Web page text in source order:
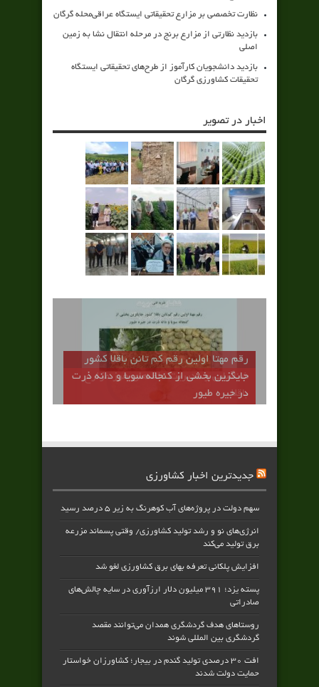
نظارت تخصصی بر مزارع تحقیقاتی ایستگاه عراقی‌محله گرگان
بازدید نظارتی از مزارع برنج در مرحله انتقال نشا به زمین
اصلی
بازدید دانشجویان کارآموز از طرح‌های تحقیقاتی ایستگاه
تحقیقات کشاورزی گرگان
اخبار در تصویر
رقم مهتا اولين رقم كم تانن باقلا كشور
جايگزين بخشي از كنجاله سويا و دانه ذرت
در جيره طيور
جدیدترین اخبار کشاورزی
سهم دولت در پروژه‌های آب کوهرنگ به زیر ۵ درصد رسید
انرژی‌های نو و رشد تولید کشاورزی/ وقتی پسماند مزرعه‌
برق تولید می‌کند
افزایش پلکانی تعرفه بهای برق کشاورزی لغو شد
پسته یزد؛ ۳۹۱ میلیون دلار ارزآوری در سایه چالش‌های
صادراتی
روستاهای هدف گردشگری همدان می‌توانند مقصد
گردشگری بین المللی شوند
افت ۳۰ درصدی تولید گندم در بیجار؛ کشاورزان خواستار
حمایت دولت شدند